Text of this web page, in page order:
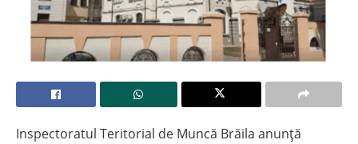
Inspectoratul Teritorial de Muncă Brăila anunță